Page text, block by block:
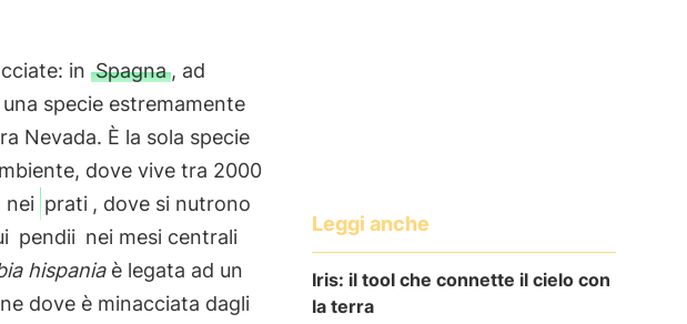
in Spagna, ad
una specie estremamente
Nevada. È la sola specie
dove vive tra 2000
nei prati , dove si nutrono
pendii nei mesi centrali
hispaniaè legata ad un
dove è minacciata dagli
Leggi anche
Iris: il tool che connette il cielo con
la terra